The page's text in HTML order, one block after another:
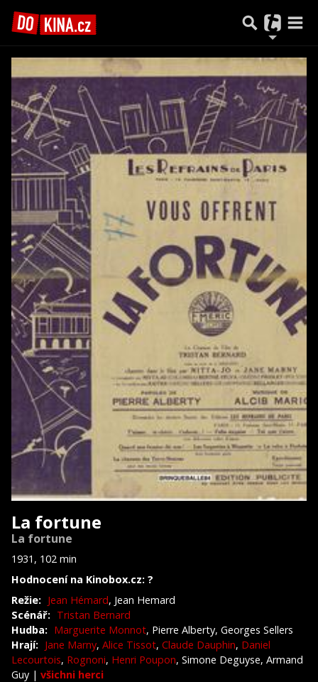
La fortune
La fortune
1931, 102 min
Hodnocení na Kinobox.cz: ?
Režie: Jean Hémard, Jean Hemard
Scénář: Tristan Bernard
Hudba: Marguerite Monnot, Pierre Alberty, Georges Sellers
Hrají: Jane Marny, Alice Tissot, Claude Dauphin, Daniel
Lecourtois, Rognoni, Henri Poupon, Simone Deguyse, Armand
Guy | všichni herci